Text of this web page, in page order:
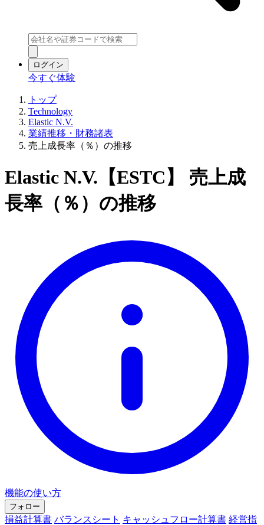
ログイン
今すぐ体験
トップ
Technology
Elastic N.V.
業績推移・財務諸表
売上成長率（％）の推移
Elastic N.V.【ESTC】 売上成
長率（％）の推移
機能の使い方
フォロー
損益計算書 バランスシート キャッシュフロー計算書 経営指